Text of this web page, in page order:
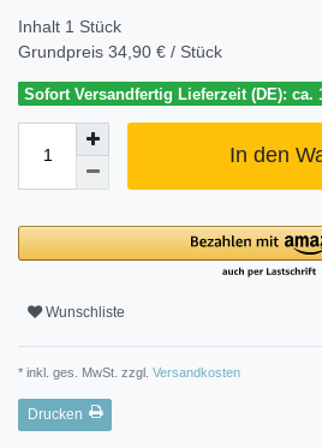
Inhalt 1 Stück
Grundpreis 34,90 € / Stück
Sofort Versandfertig Lieferzeit (DE): ca.
In den
Wunschliste
* inkl. ges. MwSt. zzgl. Versandkosten
Drucken